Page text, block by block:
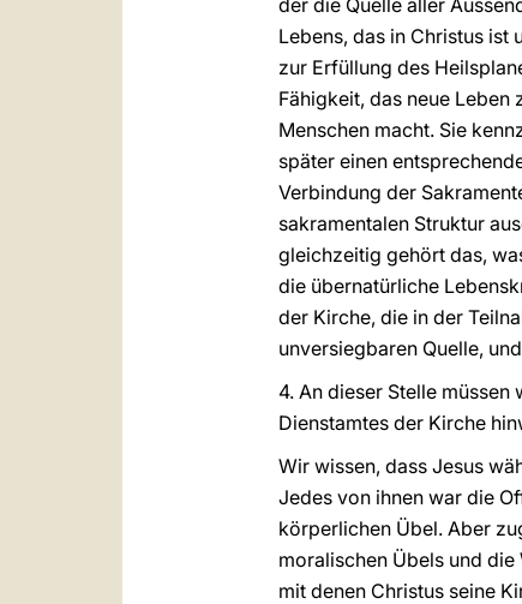
der die Quelle aller
Lebens, das in Christus ist
zur Erfüllung des
Fähigkeit, das neue Leben
Menschen macht. Sie
später einen
Verbindung der
sakramentalen Struktur
gleichzeitig gehört das,
die übernatürliche
der Kirche, die in der
unversiegbaren Quelle,
4. An dieser Stelle
Dienstamtes der Kirche
Wir wissen, dass Jesus
Jedes von ihnen war die
körperlichen Übel. Aber
moralischen Übels und die
mit denen Christus seine